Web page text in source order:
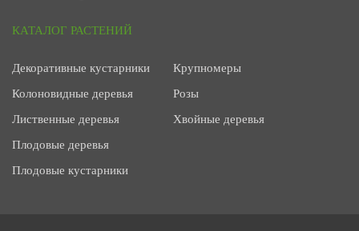
КАТАЛОГ РАСТЕНИЙ
Декоративные кустарники
Колоновидные деревья
Лиственные деревья
Плодовые деревья
Плодовые кустарники
Крупномеры
Розы
Хвойные деревья